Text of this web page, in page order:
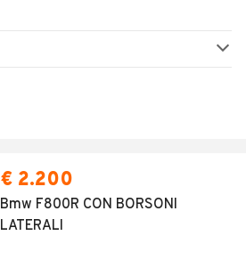
€ 2.200
Bmw F800R CON BORSONI
LATERALI